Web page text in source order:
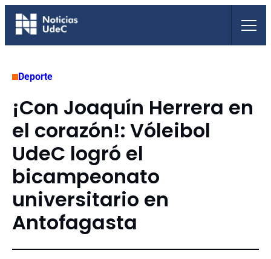
Saltar
Deporte
¡Con Joaquín Herrera en
el corazón!: Vóleibol
UdeC logró el
bicampeonato
universitario en
Antofagasta